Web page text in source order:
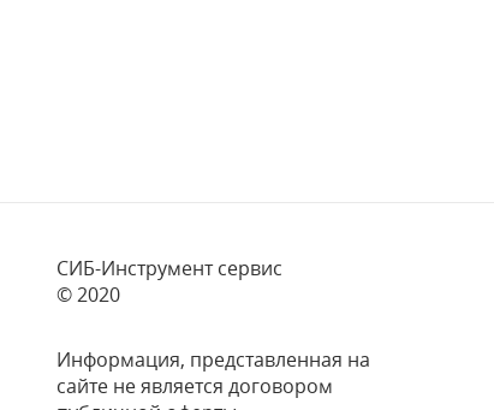
СИБ-Инструмент сервис
© 2020
Информация, представленная на
сайте не является договором